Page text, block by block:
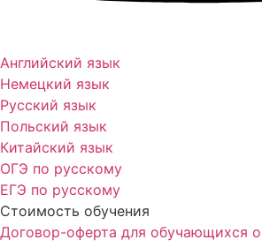
Английский язык
Немецкий язык
Русский язык
Польский язык
Китайский язык
ОГЭ по русскому
ЕГЭ по русскому
Стоимость обучения
Договор-оферта для обучающихся